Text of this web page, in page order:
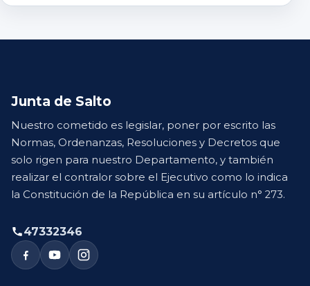
Junta de Salto
Nuestro cometido es legislar, poner por escrito las
Normas, Ordenanzas, Resoluciones y Decretos que
solo rigen para nuestro Departamento, y también
realizar el contralor sobre el Ejecutivo como lo indica
la Constitución de la República en su artículo n° 273.
47332346